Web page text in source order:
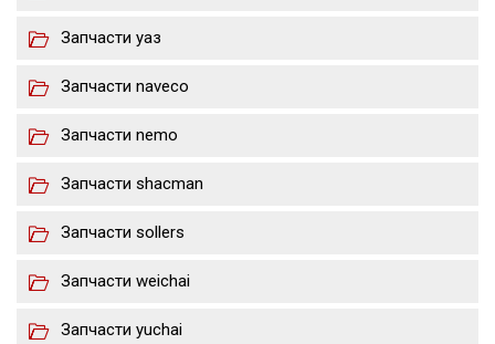
Запчасти уаз
Запчасти naveco
Запчасти nemo
Запчасти shacman
Запчасти sollers
Запчасти weichai
Запчасти yuchai